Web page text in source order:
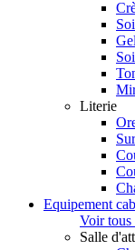
Literie
Equipement
Voir tous
Salle